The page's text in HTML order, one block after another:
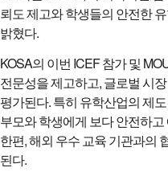
뢰도 제고와 학생들의 안전한
밝혔다.
KOSA의 이번 ICEF 참가 및
전문성을 제고하고, 글로벌 시
평가된다. 특히 유학산업의 제
부모와 학생에게 보다 안전하
한편, 해외 우수 교육 기관과의
된다.